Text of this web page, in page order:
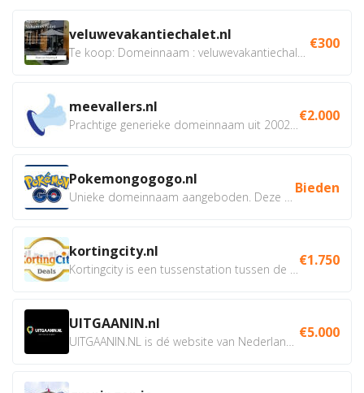
veluwevakantiechalet.nl €300
meevallers.nl €2.000
Pokemongogogo.nl Bieden
kortingcity.nl €1.750
UITGAANIN.nl €5.000